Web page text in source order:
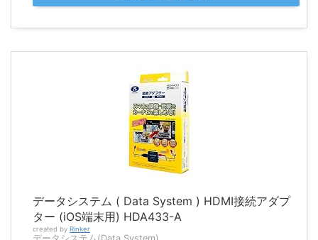
データシステム ( Data System ) HDMI接続アダプ
ター (iOS端末用) HDA433-A
created by Rinker